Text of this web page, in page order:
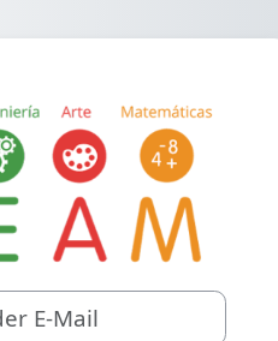
Anmelden bei